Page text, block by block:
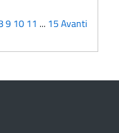
91011 ... 15Avanti